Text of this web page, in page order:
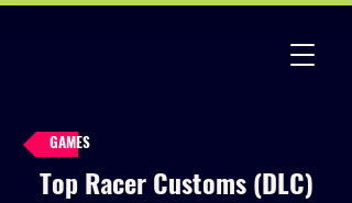
GAMES
Top Racer Customs (DLC)